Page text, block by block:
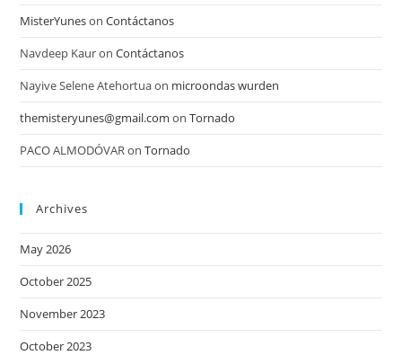
MisterYunesonContáctanos
Navdeep KauronContáctanos
Nayive Selene Atehortuaon microondas wurden
themisteryunes@gmail.com onTornado
PACO ALMODÓVARonTornado
Archives
May 2026
October 2025
November 2023
October 2023